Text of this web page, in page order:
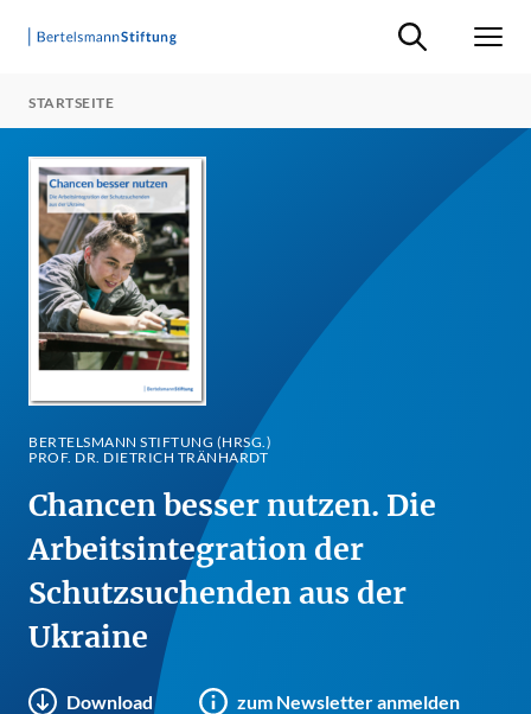
Suche ein-/
STARTSEITE
BERTELSMANN STIFTUNG (HRSG.)
PROF. DR. DIETRICH TRÄNHARDT
Chancen besser nutzen. Die
Arbeitsintegration der
Schutzsuchenden aus der
Ukraine
Download zum Newsletter anmelden